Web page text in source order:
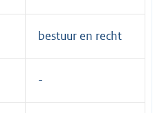
bestuur en recht